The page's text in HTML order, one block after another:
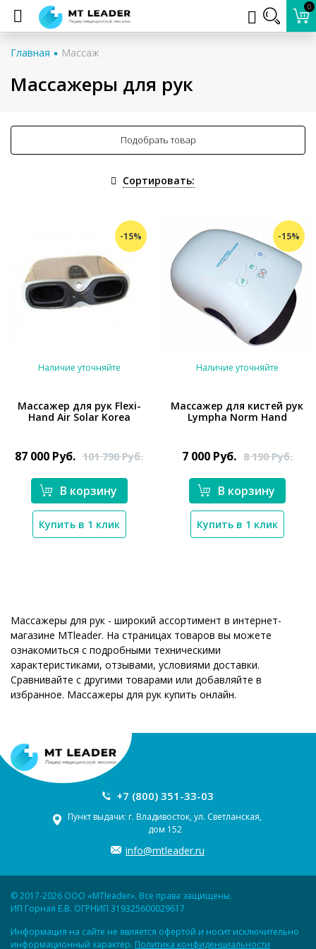
0
Главная Массаж
Массажеры для рук
Подобрать товар
Сортировать:
-15%
*}
Наличие уточняйте
Массажер для рук Flexi-
Hand Air Solar Korea
87 000 Руб. 101 790Руб.
В корзину
Купить в 1 клик
-15%
*}
Наличие уточняйте
Массажер для кистей рук
Lympha Norm Hand
7 000 Руб. 8 190Руб.
В корзину
Купить в 1 клик
Массажеры для рук - широкий ассортимент в интернет-
магазине MTleader. На страницах товаров вы можете
ознакомиться с подробными техническими
характеристиками, отзывами, условиями доставки.
Сравнивайте с другими товарами или добавляйте в
избранное. Массажеры для рук купить онлайн.
+7 (800) 351-33-03
Пункт выдачи: г. Владивосток, ул. Светланская,
дом 152
info@mtleader.ru
© 2017-2026 ООО «MTleader». Все права защищены.
ИП Горная Е.В. ОГРНИП 319325600029617
Информация на сайте не является офертой и носит исключительно
информационный характер. Политика конфиденциальности